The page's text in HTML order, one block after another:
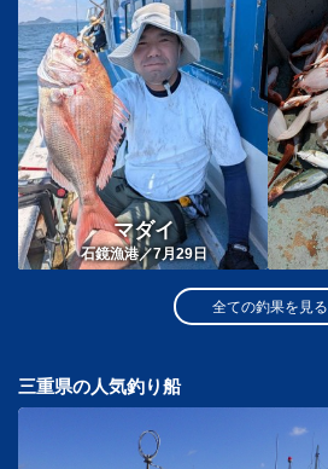
マダイ
石鏡漁港／7月29日
全ての釣果を見る
三重県の人気釣り船